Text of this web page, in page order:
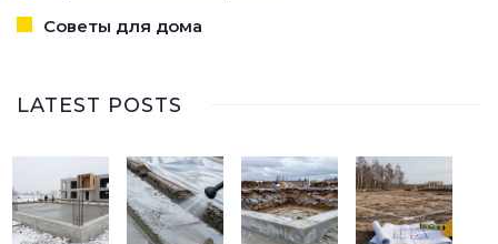
Советы для дома
LATEST POSTS